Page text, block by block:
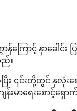
ြောင့် နှာခေါ
ည်။
တွင် နှလုံးရောဂါ
မာရေးစောင့်ရှော